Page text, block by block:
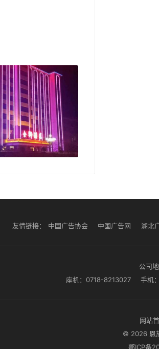
友情链接： 中国广告协会 中国广告网 湖北
公司
座机：0718-8213027
手机
网站
© 2026 恩
鄂ICP备